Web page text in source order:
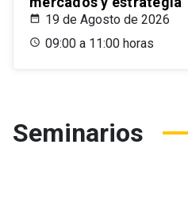
19 de Agosto de 2026
09:00 a 11:00 horas
Seminarios